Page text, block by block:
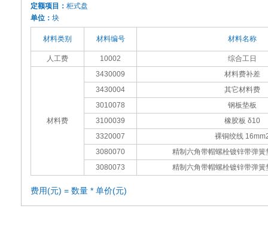
定额项目： 柜式盘
单位： 块
材料类别 材料编号 材料名称
人工费 10002 综合工日
材料费
3430009
材料费补差
3430004
其它材料费
3010078
钢板垫板
3100039
橡胶板 δ10
3320007
裸铜绞线
3080070
精制六角带帽螺栓镀锌带弹
3080073
精制六角带帽螺栓镀锌带弹
费用(元) = 数量 * 单价(元)